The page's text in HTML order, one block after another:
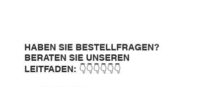
HABEN SIE BESTELLFRAGEN?
BERATEN SIE UNSEREN
LEITFADEN: 👇👇👇👇👇👇